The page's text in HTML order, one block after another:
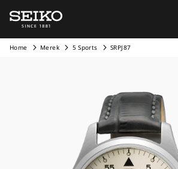
Home Merek 5 Sports SRPJ87